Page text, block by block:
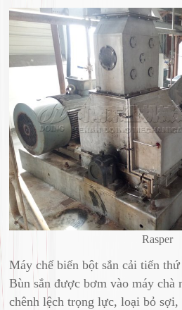
Rasper
Máy chế biến bột sắn cải tiến
Bùn sắn được bơm vào máy chà
chênh lệch trọng lực, loại bỏ